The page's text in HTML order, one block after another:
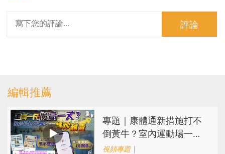
評論
編輯推薦
專題｜康體通新措施打不
倒黃牛？室內運動場一場
難求越炒越貴
視頻專題|